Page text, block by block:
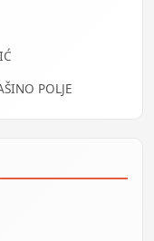
POLJE